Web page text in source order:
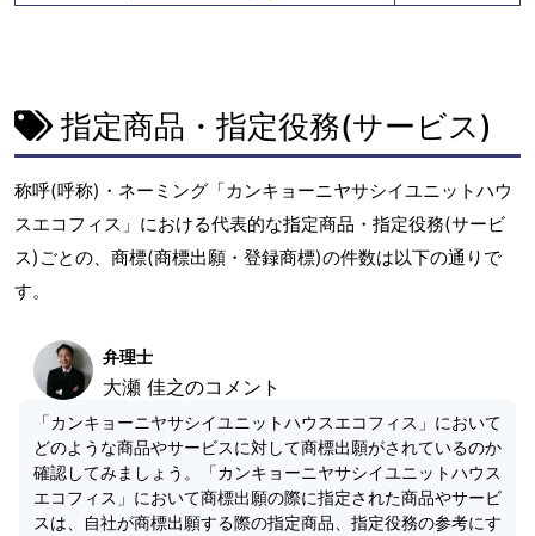
指定商品・指定役務(サービス)
称呼(呼称)・ネーミング「カンキョーニヤサシイユニットハウ
スエコフィス」における代表的な指定商品・指定役務(サービ
ス)ごとの、商標(商標出願・登録商標)の件数は以下の通りで
す。
弁理士
大瀬 佳之のコメント
「カンキョーニヤサシイユニットハウスエコフィス」において
どのような商品やサービスに対して商標出願がされているのか
確認してみましょう。「カンキョーニヤサシイユニットハウス
エコフィス」において商標出願の際に指定された商品やサービ
スは、自社が商標出願する際の指定商品、指定役務の参考にす